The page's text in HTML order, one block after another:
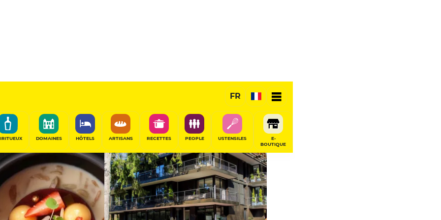
FR
DOMAINES HÔTELS ARTISANS RECETTES PEOPLE USTENSILES
E-
BOUTIQUE